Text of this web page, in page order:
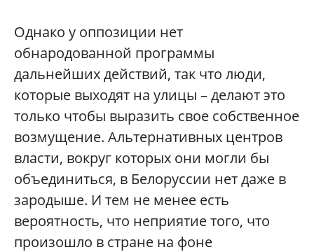
Однако у оппозиции нет
обнародованной программы
дальнейших действий, так что люди,
которые выходят на улицы – делают это
только чтобы выразить свое собственное
возмущение. Альтернативных центров
власти, вокруг которых они могли бы
объединиться, в Белоруссии нет даже в
зародыше. И тем не менее есть
вероятность, что неприятие того, что
произошло в стране на фоне